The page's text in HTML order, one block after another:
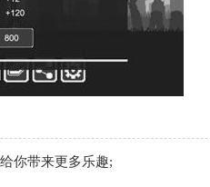
你带来更多乐趣;